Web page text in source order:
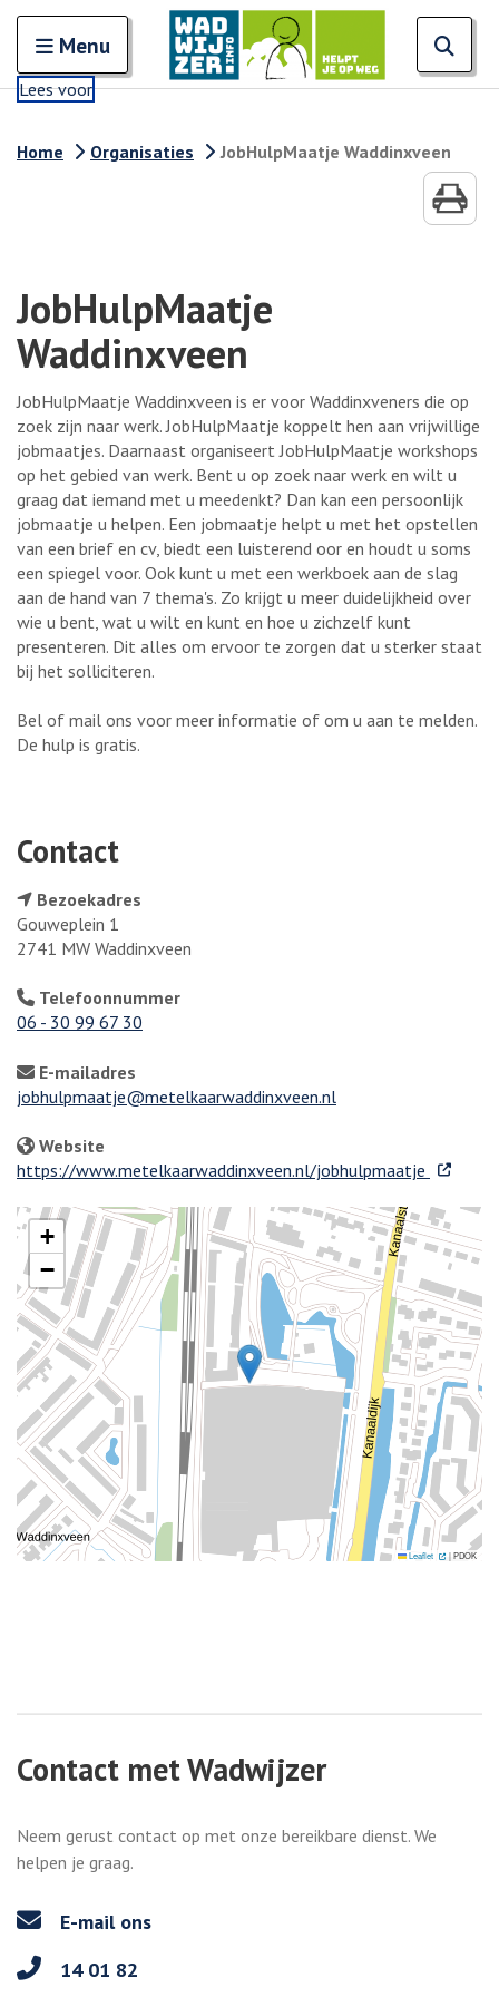
Open en sluit het
Menu
Lees voor
Home Organisaties JobHulpMaatje Waddinxveen
JobHulpMaatje
Waddinxveen
JobHulpMaatje Waddinxveen is er voor Waddinxveners die op
zoek zijn naar werk. JobHulpMaatje koppelt hen aan vrijwillige
jobmaatjes. Daarnaast organiseert JobHulpMaatje workshops
op het gebied van werk. Bent u op zoek naar werk en wilt u
graag dat iemand met u meedenkt? Dan kan een persoonlijk
jobmaatje u helpen. Een jobmaatje helpt u met het opstellen
van een brief en cv, biedt een luisterend oor en houdt u soms
een spiegel voor. Ook kunt u met een werkboek aan de slag
aan de hand van 7 thema's. Zo krijgt u meer duidelijkheid over
wie u bent, wat u wilt en kunt en hoe u zichzelf kunt
presenteren. Dit alles om ervoor te zorgen dat u sterker staat
bij het solliciteren.
Bel of mail ons voor meer informatie of om u aan te melden.
De hulp is gratis.
Contact
Bezoekadres
Gouweplein 1
2741 MW Waddinxveen
Telefoonnummer
06 - 30 99 67 30
E-mailadres
jobhulpmaatje@metelkaarwaddinxveen.nl
Website
https://www.metelkaarwaddinxveen.nl/jobhulpmaatje .
+
−
Leaflet. Externe link
|PDOK
Contact met Wadwijzer
Neem gerust contact op met onze bereikbare dienst. We
helpen je graag.
E-mail ons
14 01 82